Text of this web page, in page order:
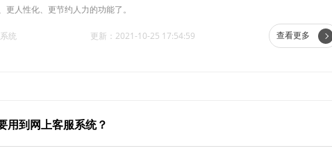
更人性化、更节约人力的功能了。
统 更新：2021-10-25 17:54:59 查看更多
用到网上客服系统？